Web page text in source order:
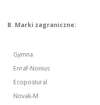
B. Marki zagraniczne:
Gymna
Enraf-Nonius
Ecopostural
Novak-M